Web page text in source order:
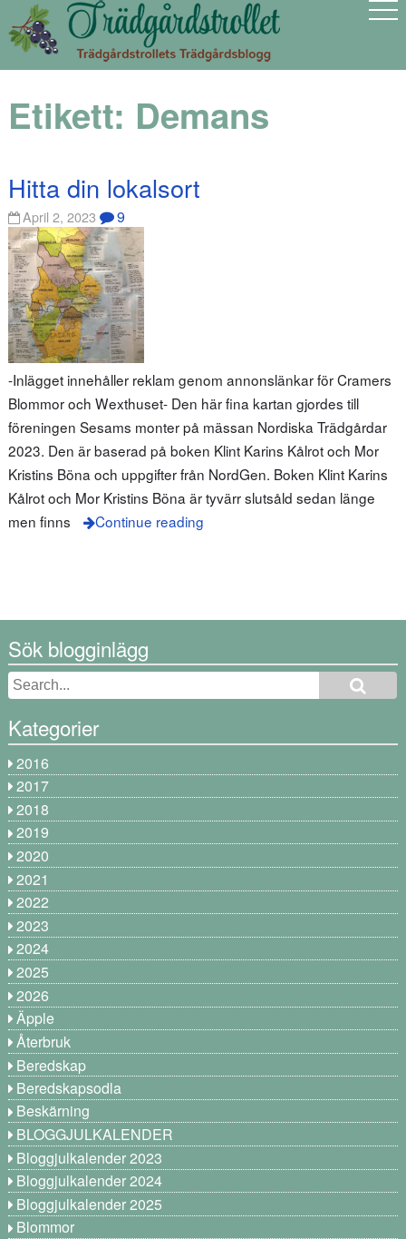
Etikett: Demans
Hitta din lokalsort
April 2, 2023 9
-Inlägget innehåller reklam genom annonslänkar för Cramers
Blommor och Wexthuset- Den här fina kartan gjordes till
föreningen Sesams monter på mässan Nordiska Trädgårdar
2023. Den är baserad på boken Klint Karins Kålrot och Mor
Kristins Böna och uppgifter från NordGen. Boken Klint Karins
Kålrot och Mor Kristins Böna är tyvärr slutsåld sedan länge
men finns
Continue reading
Sök blogginlägg
Kategorier
2016
2017
2018
2019
2020
2021
2022
2023
2024
2025
2026
Äpple
Återbruk
Beredskap
Beredskapsodla
Beskärning
BLOGGJULKALENDER
Bloggjulkalender 2023
Bloggjulkalender 2024
Bloggjulkalender 2025
Blommor